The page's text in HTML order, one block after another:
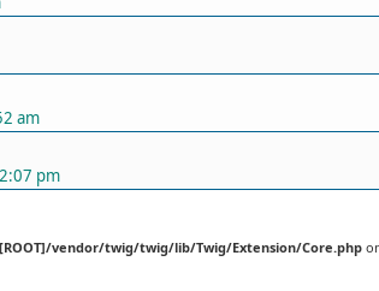
am
pm
[ROOT]/vendor/twig/twig/lib/Twig/Extension/Core.php